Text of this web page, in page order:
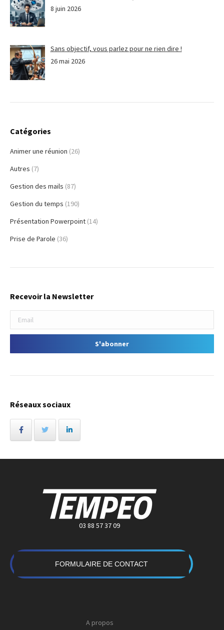
8 juin 2026
Sans objectif, vous parlez pour ne rien dire !
26 mai 2026
Catégories
Animer une réunion (26)
Autres (7)
Gestion des mails (87)
Gestion du temps (190)
Présentation Powerpoint (14)
Prise de Parole (36)
Recevoir la Newsletter
Réseaux sociaux
03 88 57 37 09
FORMULAIRE DE CONTACT
A propos